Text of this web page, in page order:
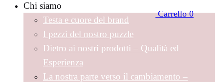
Chi siamo
Testa e cuore del brand
I pezzi del nostro puzzle
Dietro ai nostri prodotti – Qualità ed
Esperienza
La nostra parte verso il cambiamento –
Carrello 0